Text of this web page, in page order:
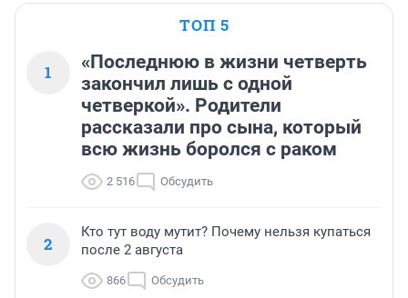
ТОП 5
1
«Последнюю в жизни четверть
закончил лишь с одной
четверкой». Родители
рассказали про сына, который
всю жизнь боролся с раком
2 516 Обсудить
2
Кто тут воду мутит? Почему нельзя купаться
после 2 августа
866 Обсудить